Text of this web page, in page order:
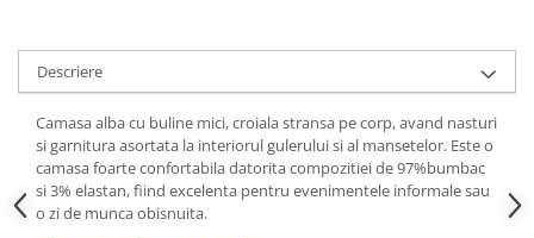
Descriere
Camasa alba cu buline mici, croiala stransa pe corp, avand nasturi
si garnitura asortata la interiorul gulerului si al mansetelor. Este o
camasa foarte confortabila datorita compozitiei de 97%bumbac
si 3% elastan, fiind excelenta pentru evenimentele informale sau
o zi de munca obisnuita.